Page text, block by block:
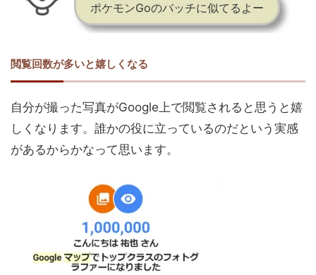
ポケモンGoのバッチに似てるよー
閲覧回数が多いと嬉しくなる
自分が撮った写真がGoogle上で閲覧されると思うと嬉
しくなります。誰かの役に立っているのだという実感
があるからかなって思います。